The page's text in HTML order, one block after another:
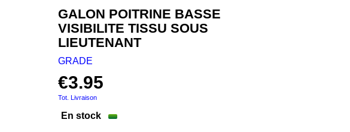
GALON POITRINE BASSE
VISIBILITE TISSU SOUS
LIEUTENANT
GRADE
€3.95
Tot. Livraison
En stock